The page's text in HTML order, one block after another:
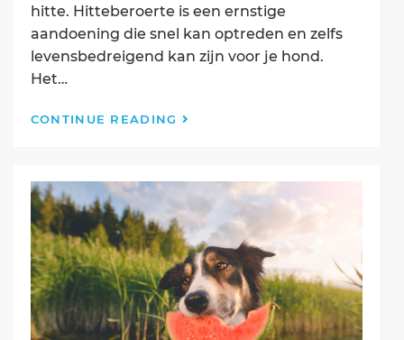
hitte. Hitteberoerte is een ernstige
aandoening die snel kan optreden en zelfs
levensbedreigend kan zijn voor je hond.
Het…
CONTINUE READING
Honden
en
Hoe
het
te
Voorkomen